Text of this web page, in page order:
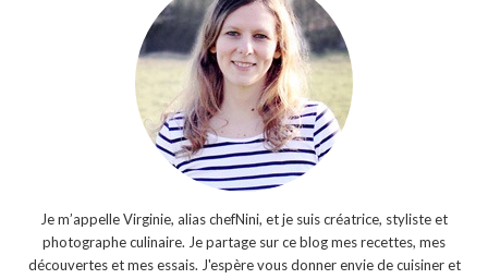
Je m’appelle Virginie, alias chefNini, et je suis créatrice, styliste et
photographe culinaire. Je partage sur ce blog mes recettes, mes
découvertes et mes essais. J'espère vous donner envie de cuisiner et